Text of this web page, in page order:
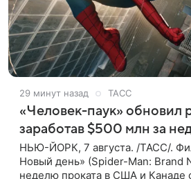
29 минут назад ТАСС
«Человек-паук» обновил
заработав $500 млн за
НЬЮ-ЙОРК, 7 августа. /ТАСС/.
Новый день» (Spider-Man: Brand
неделю проката в США и Канаде